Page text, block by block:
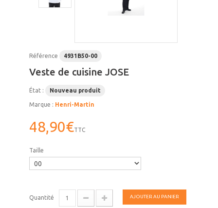
Référence 4931B50-00
Veste de cuisine JOSE
État : Nouveau produit
Marque : Henri-Martin
48,90€TTC
Taille
Quantité AJOUTER AU PANIER